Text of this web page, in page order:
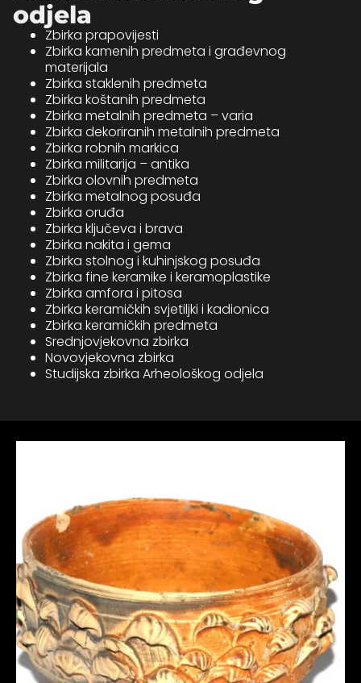
odjela
Zbirka prapovijesti
Zbirka kamenih predmeta i građevnog
materijala
Zbirka staklenih predmeta
Zbirka koštanih predmeta
Zbirka metalnih predmeta – varia
Zbirka dekoriranih metalnih predmeta
Zbirka robnih markica
Zbirka militarija – antika
Zbirka olovnih predmeta
Zbirka metalnog posuđa
Zbirka oruđa
Zbirka ključeva i brava
Zbirka nakita i gema
Zbirka stolnog i kuhinjskog posuđa
Zbirka fine keramike i keramoplastike
Zbirka amfora i pitosa
Zbirka keramičkih svjetiljki i kadionica
Zbirka keramičkih predmeta
Srednjovjekovna zbirka
Novovjekovna zbirka
Studijska zbirka Arheološkog odjela